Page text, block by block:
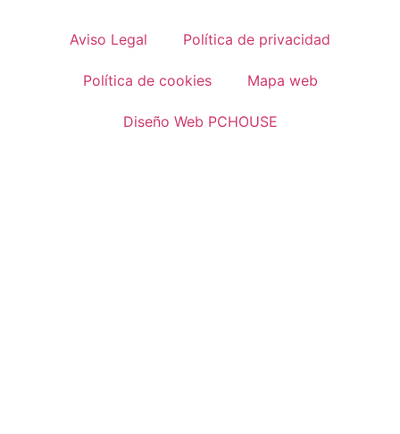
Aviso Legal Política de privacidad
Política de cookies Mapa web
Diseño Web PCHOUSE